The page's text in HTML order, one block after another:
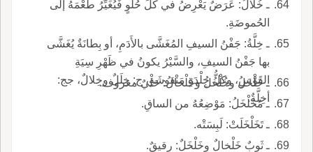
ـ خُلالُ: عَرَضٌ يَعْرِضُ في كلِّ حُلْوٍ فَيُغَيِّرُ طَعْمَهُ إلى
الحُموضَةِ.
ـ خِلَّةُ: جَفْنُ السيفِ المُغَشَّى بالأَدَمِ، أو بِطانَةٌ يُغَشَّى
بها جَفْنُ السيفِ، والسَّيْرُ يكونُ في ظَهْرِ سِيَةِ
القَوْسِ، وكلُّ جِلْدَةٍ مَنْقوشَةٍ، ج: خِلَلٌ وخِلالٌ، جج:
أخِلَّةٌ.
ـ خَلْخَلُ وخُلْخُلُ وخَلْخالُ: حَلْيٌ معروف.
ـ مُخَلْخَلُ: مَوْضِعُهُ من الساقِ.
ـ تَخَلْخَلَتْ: لَبِسَتْه.
ـ ثَوبٌ خَلْخالٌ وخَلْخَلٌ: رقيقٌ.